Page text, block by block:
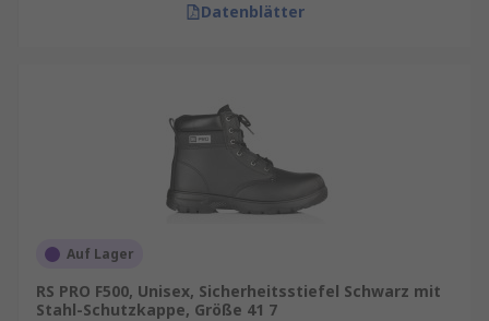
Datenblätter
Auf Lager
RS PRO F500, Unisex, Sicherheitsstiefel Schwarz mit
Stahl-Schutzkappe, Größe 41 7